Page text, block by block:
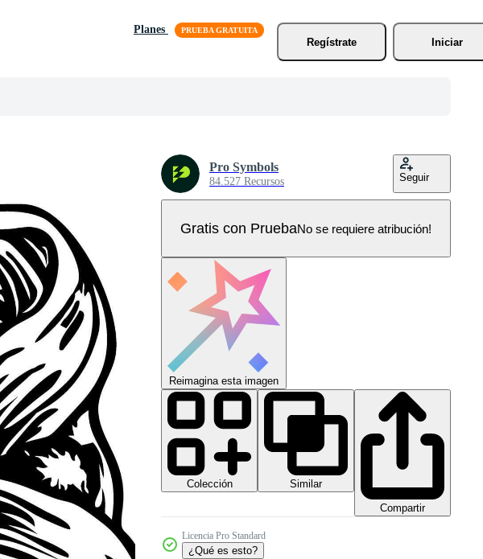
Planes
Regístrate
Iniciar
Pro Symbols
84.527 Recursos Seguir
Gratis con PruebaNo se requiere atribución!
Reimagina esta imagen
Colección
Similar
Compartir
Licencia Pro Standard
¿Qué es esto?